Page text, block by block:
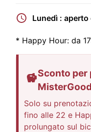
Lunedì : aperto
* Happy Hour: da
Sconto per
Solo su
fino alle 22 e
prolungato sul